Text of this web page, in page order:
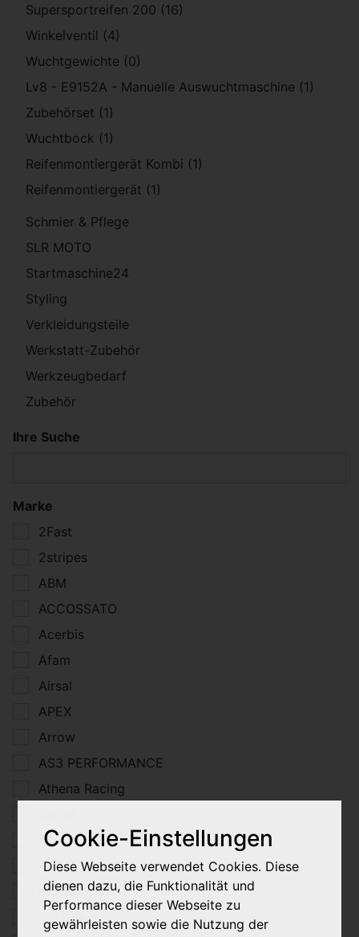
Supersportreifen 200 (16)
Winkelventil (4)
Wuchtgewichte (0)
Lv8 - E9152A - Manuelle Auswuchtmaschine (1)
Zubehörset (1)
Wuchtbock (1)
Reifenmontiergerät Kombi (1)
Reifenmontiergerät (1)
Schmier & Pflege
SLR MOTO
Startmaschine24
Styling
Verkleidungsteile
Werkstatt-Zubehör
Werkzeugbedarf
Zubehör
Ihre Suche
Marke
2Fast
2stripes
ABM
ACCOSSATO
Acerbis
Afam
Airsal
APEX
Arrow
AS3 PERFORMANCE
Athena Racing
Barracuda
BGS-Technic
Bidalot
Big One
Cookie-Einstellungen
Diese Webseite verwendet Cookies. Diese
dienen dazu, die Funktionalität und
Performance dieser Webseite zu
gewährleisten sowie die Nutzung der